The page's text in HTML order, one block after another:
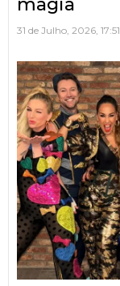
magia
31 de Julho, 2026, 17:51